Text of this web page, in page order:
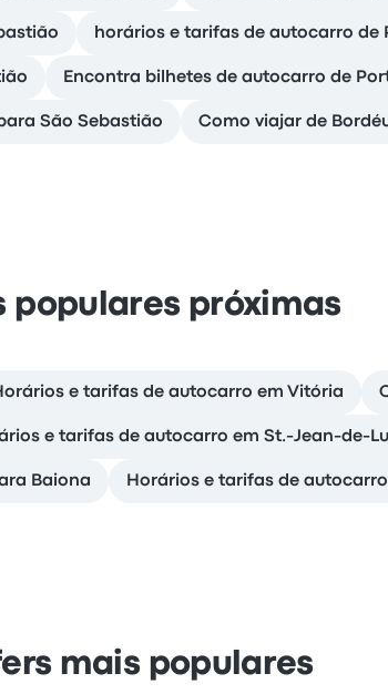
horários e tarifas de autocarro de
Encontra bilhetes de autocarro de
São Sebastião Como viajar de
populares próximas
e tarifas de autocarro em Vitória
e tarifas de autocarro em St.-Jean-de-
Baiona Horários e tarifas de
mais populares